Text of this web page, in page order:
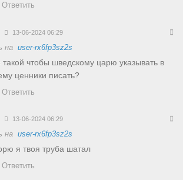
Ответить
13-06-2024 06:29
на user-rx6fp3sz2s
чтобы шведскому царю указывать в
ценники писать?
Ответить
13-06-2024 06:29
на user-rx6fp3sz2s
я твоя труба шатал
Ответить